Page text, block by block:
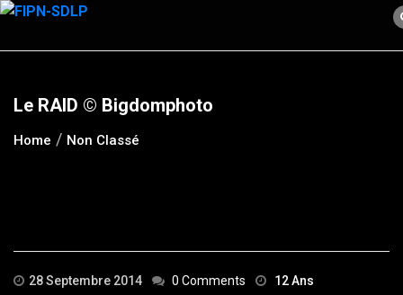
Skip
content
Le RAID © Bigdomphoto
Home Non Classé
28 Septembre 2014 0 Comments
12 Ans